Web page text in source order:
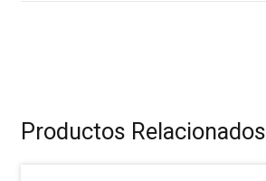
Productos Relacionados